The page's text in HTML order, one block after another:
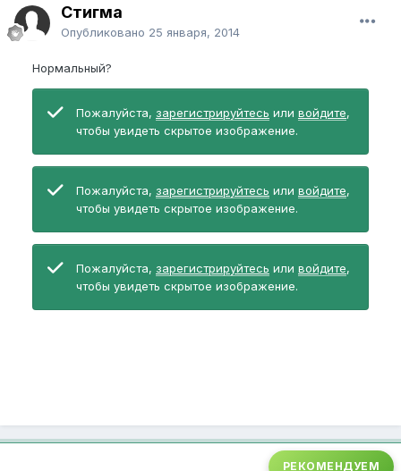
Стигма
Опубликовано 25 января, 2014
Нормальный?
Пожалуйста, зарегистрируйтесь или войдите,
чтобы увидеть скрытое изображение.
Пожалуйста, зарегистрируйтесь или войдите,
чтобы увидеть скрытое изображение.
Пожалуйста, зарегистрируйтесь или войдите,
чтобы увидеть скрытое изображение.
РЕКОМЕНДУЕМ